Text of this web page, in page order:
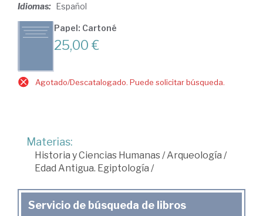
Idiomas: Español
Papel: Cartoné
25,00 €
Agotado/Descatalogado. Puede solicitar búsqueda.
Materias:
Historia y Ciencias Humanas /Arqueología /
Edad Antigua. Egiptología /
Servicio de búsqueda de libros